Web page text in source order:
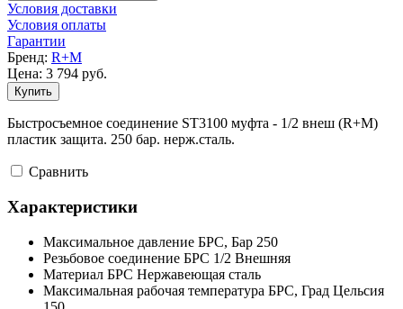
Условия доставки
Условия оплаты
Гарантии
Бренд: R+M
Цена: 3 794 руб.
Купить
Быстросъемное соединение ST3100 муфта - 1/2 внеш (R+M)
пластик защита. 250 бар. нерж.сталь.
Cравнить
Характеристики
Максимальное давление БРС, Бар 250
Резьбовое соединение БРС 1/2 Внешняя
Материал БРС Нержавеющая сталь
Максимальная рабочая температура БРС, Град Цельсия